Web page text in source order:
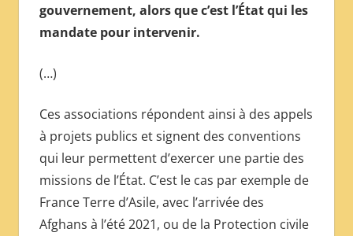
gouvernement, alors que c’est l’État qui les
mandate pour intervenir.
(…)
Ces associations répondent ainsi à des appels
à projets publics et signent des conventions
qui leur permettent d’exercer une partie des
missions de l’État. C’est le cas par exemple de
France Terre d’Asile, avec l’arrivée des
Afghans à l’été 2021, ou de la Protection civile